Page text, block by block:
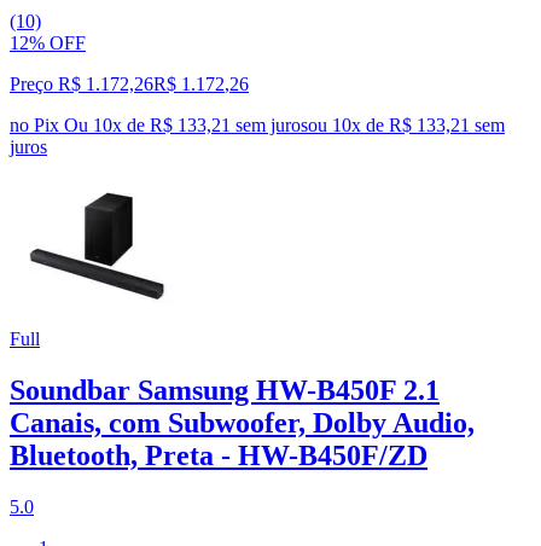
(10)
12% OFF
Preço R$ 1.172,26R$ 1.172,26
no Pix Ou 10x de R$ 133,21 sem jurosou 10x de R$ 133,21 sem
juros
Full
Soundbar Samsung HW-B450F 2.1
Canais, com Subwoofer, Dolby Audio,
Bluetooth, Preta - HW-B450F/ZD
5.0